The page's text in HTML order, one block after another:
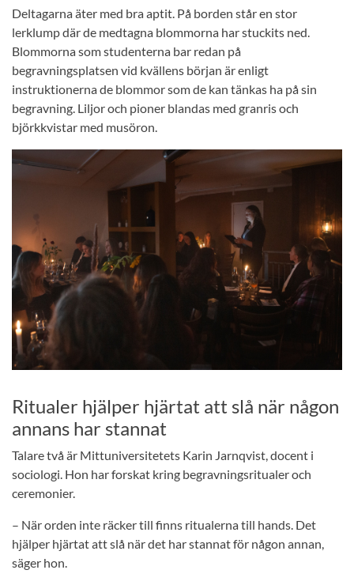
Deltagarna äter med bra aptit. På borden står en stor
lerklump där de medtagna blommorna har stuckits ned.
Blommorna som studenterna bar redan på
begravningsplatsen vid kvällens början är enligt
instruktionerna de blommor som de kan tänkas ha på sin
begravning. Liljor och pioner blandas med granris och
björkkvistar med musöron.
Ritualer hjälper hjärtat att slå när någon
annans har stannat
Talare två är Mittuniversitetets Karin Jarnqvist, docent i
sociologi. Hon har forskat kring begravningsritualer och
ceremonier.
– När orden inte räcker till finns ritualerna till hands. Det
hjälper hjärtat att slå när det har stannat för någon annan,
säger hon.